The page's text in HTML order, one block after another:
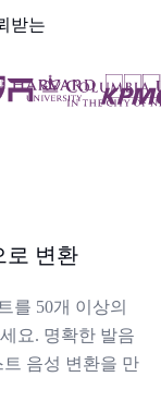
받는
로 변환
를 50개 이상의
요. 명확한 발음
음성 변환을 만